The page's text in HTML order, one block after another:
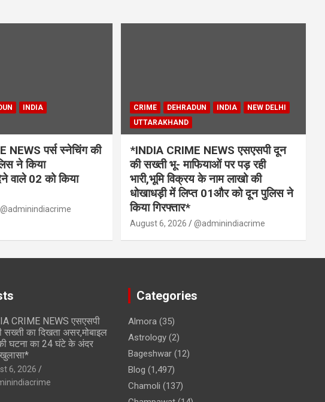
INDIA
NEWS पर्स स्नेचिंग की
ने किया
वाले 02 को किया
@adminindiacrime
CRIME DEHRADUN INDIA
NEW DELHI
UTTARAKHAND
*INDIA CRIME NEWS एसएसपी दून
की सख्ती भू- माफियाओं पर पड़ रही
भारी,भूमि विक्रय के नाम लाखो की
धोखाधड़ी में लिप्त 01और को दून पुलिस ने
किया गिरफ्तार*
August 6, 2026 @adminindiacrime
CRIME NEWS एसएसपी
सख्ती का दिखता असर,मोबाइल
घटना का 24 घंटे के अंदर
6, 2026
Categories
Almora(35)
Astrology(2)
Bageshwar(12)
Blog (1,497)
Chamoli (137)